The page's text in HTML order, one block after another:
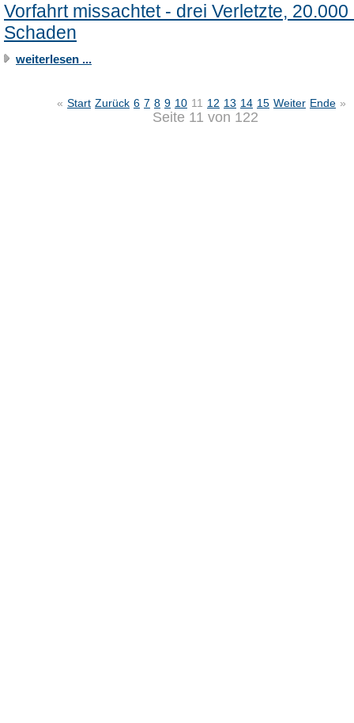
Vorfahrt missachtet - drei Verletzte, 20.000
Schaden
weiterlesen ...
« Start Zurück 6 7 8 9 10 11 12 13 14 15 Weiter Ende »
Seite 11 von 122